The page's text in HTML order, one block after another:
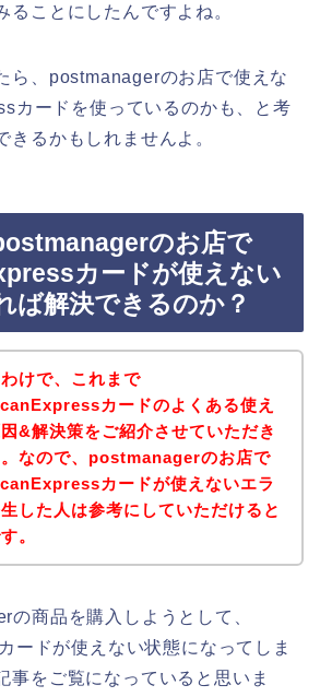
ることにしたんですよね。
ら、postmanagerのお店で使えな
カードを使っているのかも、と考
きるかもしれませんよ。
のお店で
カードが使えない
ば解決できるのか？
けで、これまで
カードのよくある使え
&解決策をご紹介させていただき
。なので、postmanagerのお店で
カードが使えないエラ
した人は参考にしていただけると
。
の商品を購入しようとして、
ードが使えない状態になってしま
事をご覧になっていると思いま